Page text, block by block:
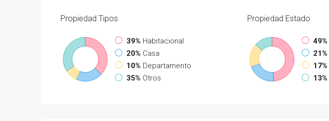
Propiedad Tipos
39% Habitacional
20% Casa
10% Departamento
35% Otros
Propiedad Estado
49%
21%
17%
13%